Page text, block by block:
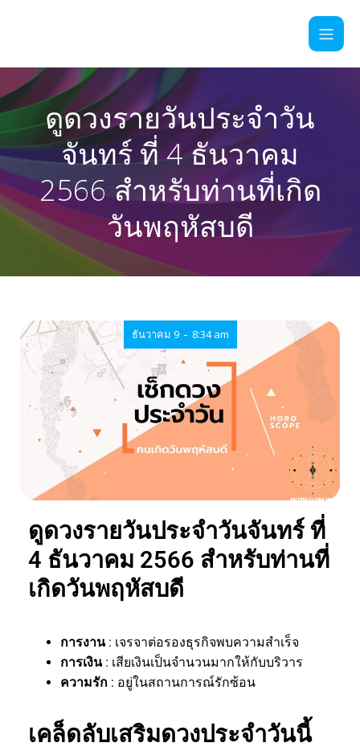
ดูดวงรายวันประจำวัน
จันทร์ ที่ 4 ธันวาคม
2566 สำหรับท่านที่เกิด
วันพฤหัสบดี
ธันวาคม 9 - 8:34 am
ดูดวงรายวันประจำวันจันทร์ ที่
4 ธันวาคม 2566 สำหรับท่านที่
เกิดวันพฤหัสบดี
การงาน: เจรจาต่อรองธุรกิจพบความสำเร็จ
การเงิน: เสียเงินเป็นจำนวนมากให้กับบริวาร
ความรัก : อยู่ในสถานการณ์รักซ้อน
เคล็ดลับเสริมดวงประจำวันนี้